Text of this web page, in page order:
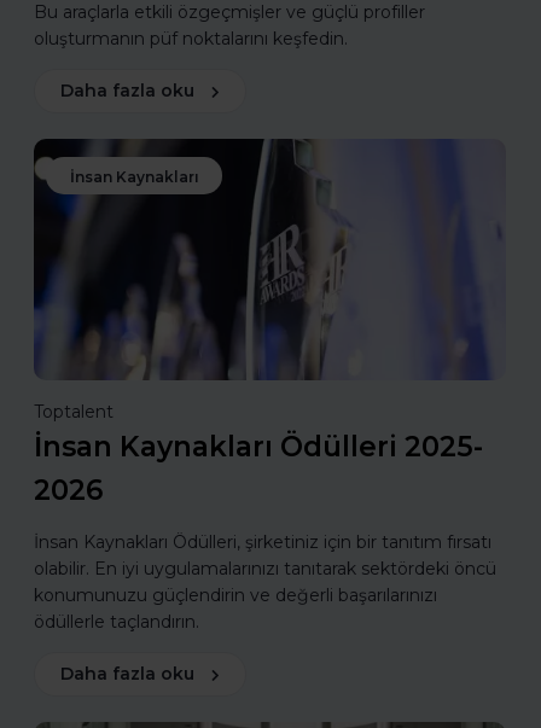
Bu araçlarla etkili özgeçmişler ve güçlü profiller
oluşturmanın püf noktalarını keşfedin.
Daha fazla oku
İnsan Kaynakları
Toptalent
İnsan Kaynakları Ödülleri 2025-
2026
İnsan Kaynakları Ödülleri, şirketiniz için bir tanıtım fırsatı
olabilir. En iyi uygulamalarınızı tanıtarak sektördeki öncü
konumunuzu güçlendirin ve değerli başarılarınızı
ödüllerle taçlandırın.
Daha fazla oku